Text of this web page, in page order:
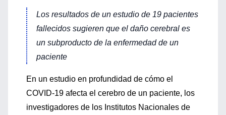
Los resultados de un estudio de 19 pacientes
fallecidos sugieren que el daño cerebral es
un subproducto de la enfermedad de un
paciente
En un estudio en profundidad de cómo el
COVID-19 afecta el cerebro de un paciente, los
investigadores de los Institutos Nacionales de